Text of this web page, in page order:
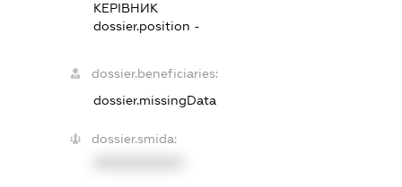
КЕРІВНИК
dossier.position -
dossier.beneficiaries:
dossier.missingData
dossier.smida: